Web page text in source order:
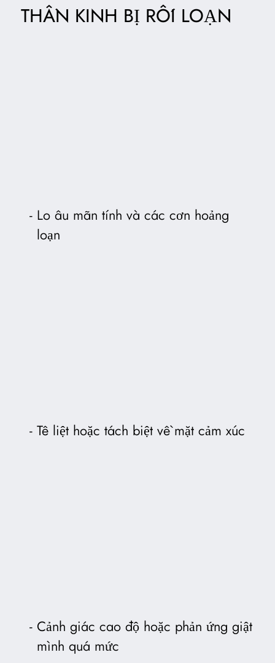
THẦN KINH BỊ RỐI LOẠN
Lo âu mãn tính và các cơn hoảng
loạn
Tê liệt hoặc tách biệt về mặt cảm xúc
Cảnh giác cao độ hoặc phản ứng giật
mình quá mức